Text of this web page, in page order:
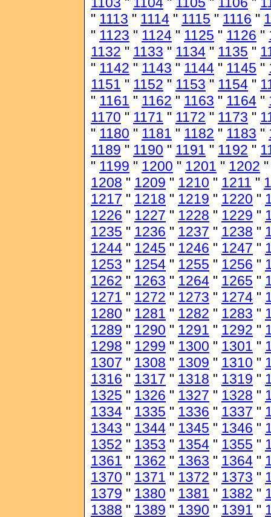
" 1113 " 1114 " 1115 " 1116 "
" 1123 " 1124 " 1125 " 1126 "
1132 " 1133 " 1134 " 1135 "
" 1142 " 1143 " 1144 " 1145 "
1151 " 1152 " 1153 " 1154 "
" 1161 " 1162 " 1163 " 1164 "
1170 " 1171 " 1172 " 1173 "
" 1180 " 1181 " 1182 " 1183 "
1189 " 1190 " 1191 " 1192 "
" 1199 " 1200 " 1201 " 1202
1208 " 1209 " 1210 " 1211 "
1217 " 1218 " 1219 " 1220 "
1226 " 1227 " 1228 " 1229 "
1235 " 1236 " 1237 " 1238 "
1244 " 1245 " 1246 " 1247 "
1253 " 1254 " 1255 " 1256 "
1262 " 1263 " 1264 " 1265 "
1271 " 1272 " 1273 " 1274 "
1280 " 1281 " 1282 " 1283 "
1289 " 1290 " 1291 " 1292 "
1298 " 1299 " 1300 " 1301 "
1307 " 1308 " 1309 " 1310 "
1316 " 1317 " 1318 " 1319 "
1325 " 1326 " 1327 " 1328 "
1334 " 1335 " 1336 " 1337 "
1343 " 1344 " 1345 " 1346 "
1352 " 1353 " 1354 " 1355 "
1361 " 1362 " 1363 " 1364 "
1370 " 1371 " 1372 " 1373 "
1379 " 1380 " 1381 " 1382 "
1388 " 1389 " 1390 " 1391 "